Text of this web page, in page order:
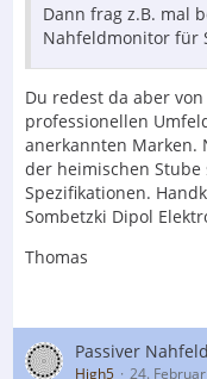
Dann frag z.B. mal
Nahfeldmonitor für
Du redest da aber
professionellen
anerkannten Marken.
der heimischen
Spezifikationen.
Sombetzki Dipol
Thomas
Passiver
High5 24.